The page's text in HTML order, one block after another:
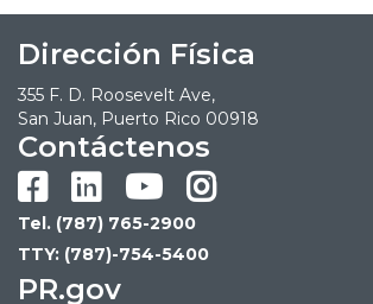
Dirección Física
355 F. D. Roosevelt Ave,
San Juan, Puerto Rico 00918
Contáctenos

  
Tel. (787) 765-2900
TTY: (787)-754-5400
PR.gov